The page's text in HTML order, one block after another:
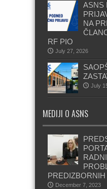
ASNS
NA
RF PIO
July 27, 2026
July
MEDIJI O ASNS
December 7, 2023